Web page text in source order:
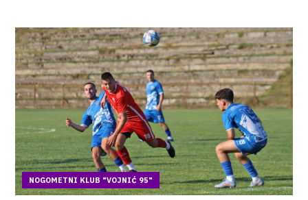
NOGOMETNI KLUB "VOJNIĆ 95"